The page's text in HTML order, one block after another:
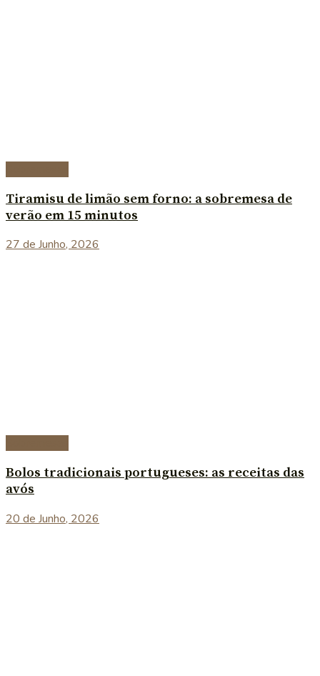
Tiramisu de limão sem forno: a sobremesa de
verão em 15 minutos
27 de Junho, 2026
Bolos tradicionais portugueses: as receitas das
avós
20 de Junho, 2026